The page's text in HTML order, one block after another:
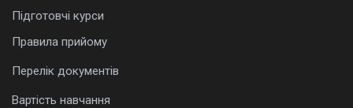
Підготовчі курси
Правила прийому
Перелік документів
Вартість навчання